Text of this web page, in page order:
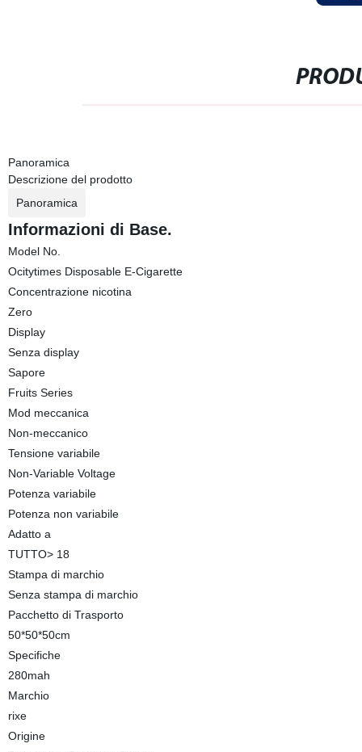
Panoramica
Descrizione del prodotto
Panoramica
Informazioni di Base.
Model No.
Ocitytimes Disposable E-Cigarette
Concentrazione nicotina
Zero
Display
Senza display
Sapore
Fruits Series
Mod meccanica
Non-meccanico
Tensione variabile
Non-Variable Voltage
Potenza variabile
Potenza non variabile
Adatto a
TUTTO> 18
Stampa di marchio
Senza stampa di marchio
Pacchetto di Trasporto
50*50*50cm
Specifiche
280mah
Marchio
rixe
Origine